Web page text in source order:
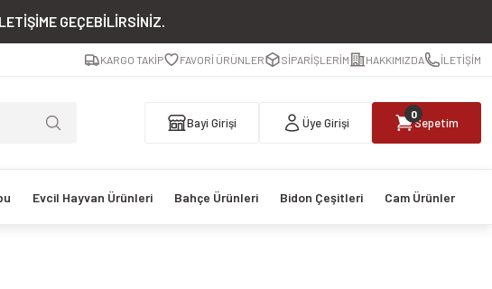
GEÇEBİLİRSİNİZ.
KARGO TAKİP FAVORİ ÜRÜNLER SİPARİŞLERİM HAKKIMIZDA İLETİŞİM
Bayi Girişi Üye Girişi
0
Sepetim
Evcil Hayvan Ürünleri Bahçe Ürünleri Bidon Çeşitleri Cam Ürünler